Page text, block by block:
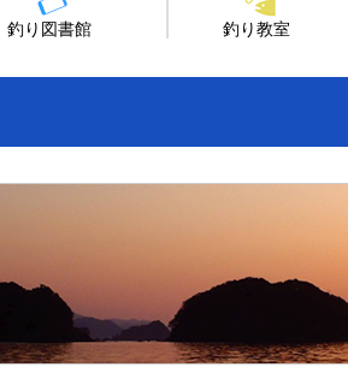
釣り図書館 釣り教室